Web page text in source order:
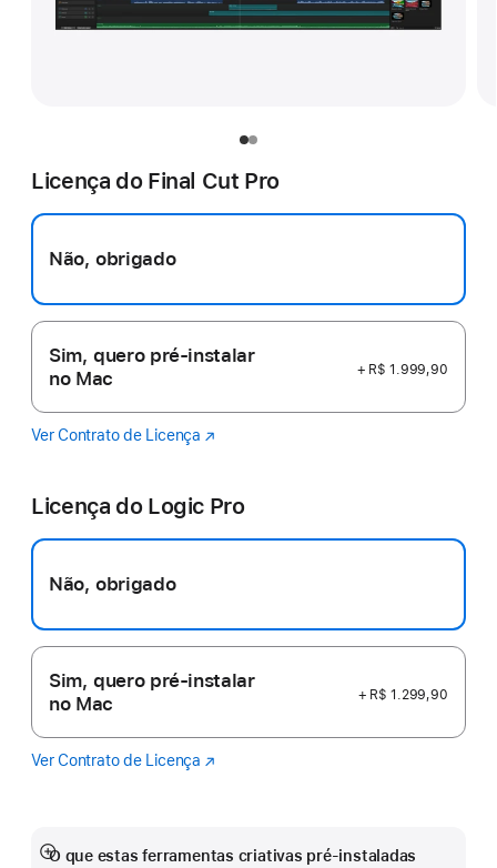
Licença do Final Cut Pro
Não, obrigado
Sim, quero pré-instalar
no Mac
+ R$ 1.999,90
Ver Contrato de Licença Final
(o
em
nova
Licença do Logic Pro
Não, obrigado
Sim, quero pré-instalar
no Mac
+ R$ 1.299,90
Ver Contrato de Licença Logic
(o
uma
O que estas ferramentas criativas pré-instaladas
Mostrar